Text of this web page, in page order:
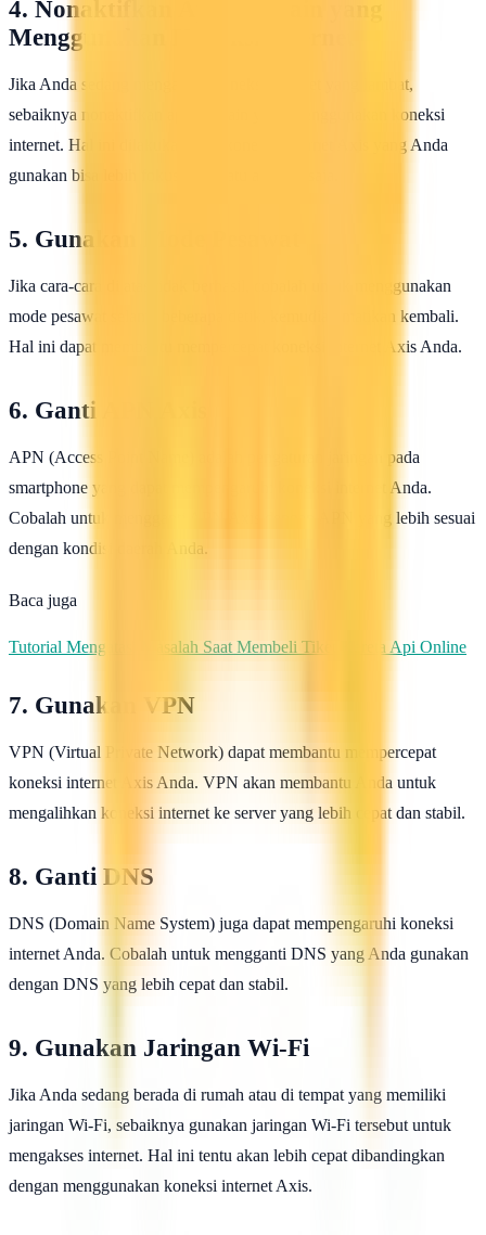
4. Nonaktifkan Aplikasi Lain yang
Menggunakan Koneksi Internet
Jika Anda sedang mengalami koneksi internet yang lambat,
sebaiknya nonaktifkan aplikasi lain yang menggunakan koneksi
internet. Hal ini dilakukan agar koneksi internet Axis yang Anda
gunakan bisa lebih fokus pada satu aplikasi saja.
5. Gunakan Mode Pesawat
Jika cara-cara di atas tidak berhasil, cobalah untuk menggunakan
mode pesawat selama beberapa detik, kemudian matikan kembali.
Hal ini dapat membantu mempercepat koneksi internet Axis Anda.
6. Ganti APN Axis
APN (Access Point Name) adalah pengaturan jaringan pada
smartphone yang dapat mempengaruhi koneksi internet Anda.
Cobalah untuk mengganti APN Axis dengan APN yang lebih sesuai
dengan kondisi daerah Anda.
Baca juga
Tutorial Mengatasi Masalah Saat Membeli Tiket Kereta Api Online
7. Gunakan VPN
VPN (Virtual Private Network) dapat membantu mempercepat
koneksi internet Axis Anda. VPN akan membantu Anda untuk
mengalihkan koneksi internet ke server yang lebih cepat dan stabil.
8. Ganti DNS
DNS (Domain Name System) juga dapat mempengaruhi koneksi
internet Anda. Cobalah untuk mengganti DNS yang Anda gunakan
dengan DNS yang lebih cepat dan stabil.
9. Gunakan Jaringan Wi-Fi
Jika Anda sedang berada di rumah atau di tempat yang memiliki
jaringan Wi-Fi, sebaiknya gunakan jaringan Wi-Fi tersebut untuk
mengakses internet. Hal ini tentu akan lebih cepat dibandingkan
dengan menggunakan koneksi internet Axis.